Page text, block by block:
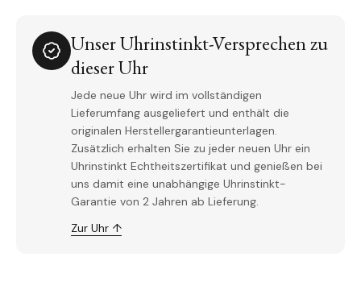
Unser Uhrinstinkt-Versprechen zu
dieser Uhr
Jede neue Uhr wird im vollständigen
Lieferumfang ausgeliefert und enthält die
originalen Herstellergarantieunterlagen.
Zusätzlich erhalten Sie zu jeder neuen Uhr ein
Uhrinstinkt Echtheitszertifikat und genießen bei
uns damit eine unabhängige Uhrinstinkt-
Garantie von 2 Jahren ab Lieferung.
Zur Uhr ↑